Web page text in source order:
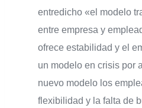
entredicho «el modelo
entre empresa y
ofrece estabilidad y el
un modelo en crisis por
nuevo modelo los
flexibilidad y la falta de